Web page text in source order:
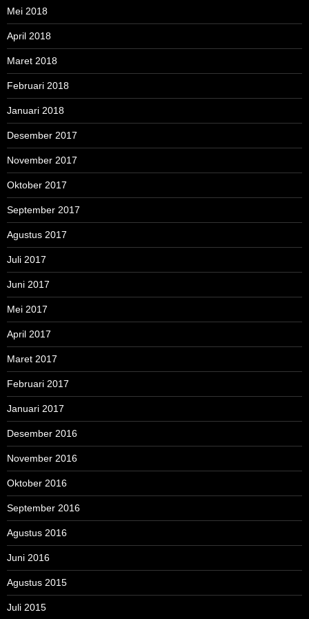
Mei 2018
April 2018
Maret 2018
Februari 2018
Januari 2018
Desember 2017
November 2017
Oktober 2017
September 2017
Agustus 2017
Juli 2017
Juni 2017
Mei 2017
April 2017
Maret 2017
Februari 2017
Januari 2017
Desember 2016
November 2016
Oktober 2016
September 2016
Agustus 2016
Juni 2016
Agustus 2015
Juli 2015